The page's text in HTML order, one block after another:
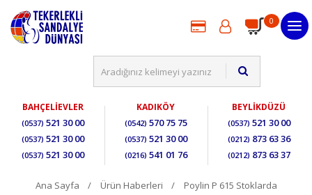
0
BAHÇELİEVLER
(0537) 521 30 00
(0537) 521 30 00
(0537) 521 30 00
KADIKÖY
(0542) 570 75 75
(0537) 521 30 00
(0216) 541 01 76
BEYLİKDÜZÜ
(0537) 521 30 00
(0212) 873 63 36
(0212) 873 63 37
Ana Sayfa Ürün Haberleri Poylin P 615 Stoklarda